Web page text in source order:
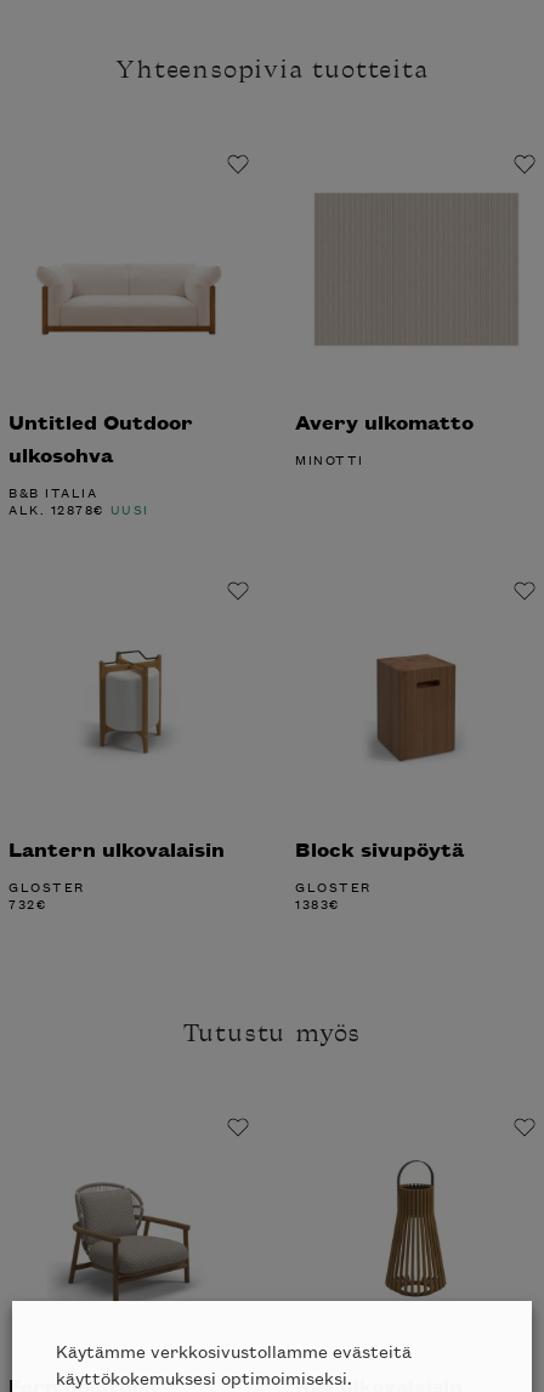
Yhteensopivia tuotteita
Untitled Outdoor
ulkosohva
B&B ITALIA
ALK. 12878€ UUSI
Avery ulkomatto
MINOTTI
Lantern ulkovalaisin
GLOSTER
732€
Block sivupöytä
GLOSTER
1383€
Tutustu myös
Fern nojatuoli Ray ulkovalaisin
Käytämme verkkosivustollamme evästeitä
käyttökokemuksesi optimoimiseksi.